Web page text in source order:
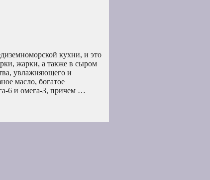
кухни, и это
жарки, а также в сыром
увлажняющего и
масло, богатое
6 и омега-3, причем …